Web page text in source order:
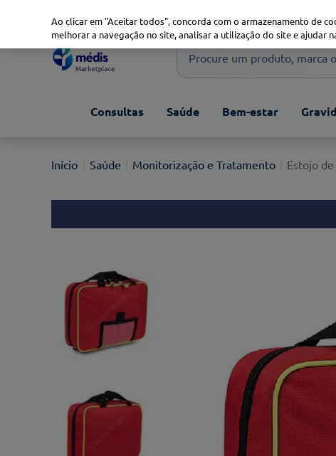
Procure um produto, marca ou
1º xiaomi
3º uriage
Consultas Saúde Bem-estar
Saúde Monitorização e Tratamento Estojo
Ao clicar em "Aceitar todos", concorda com o armazenamento de
melhorar a navegação no site, analisar a utilização do site e ajudar